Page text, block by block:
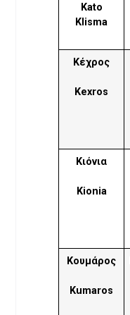
Kato
Klisma
Κέχρος
Kexros
Κιόνια
Kionia
Κουμάρος
Kumaros